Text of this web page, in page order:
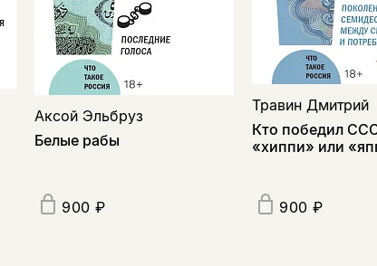
Аксой Эльбруз
Белые рабы
900 ₽
Травин Дмитрий
Кто победил
«хиппи» или
900 ₽